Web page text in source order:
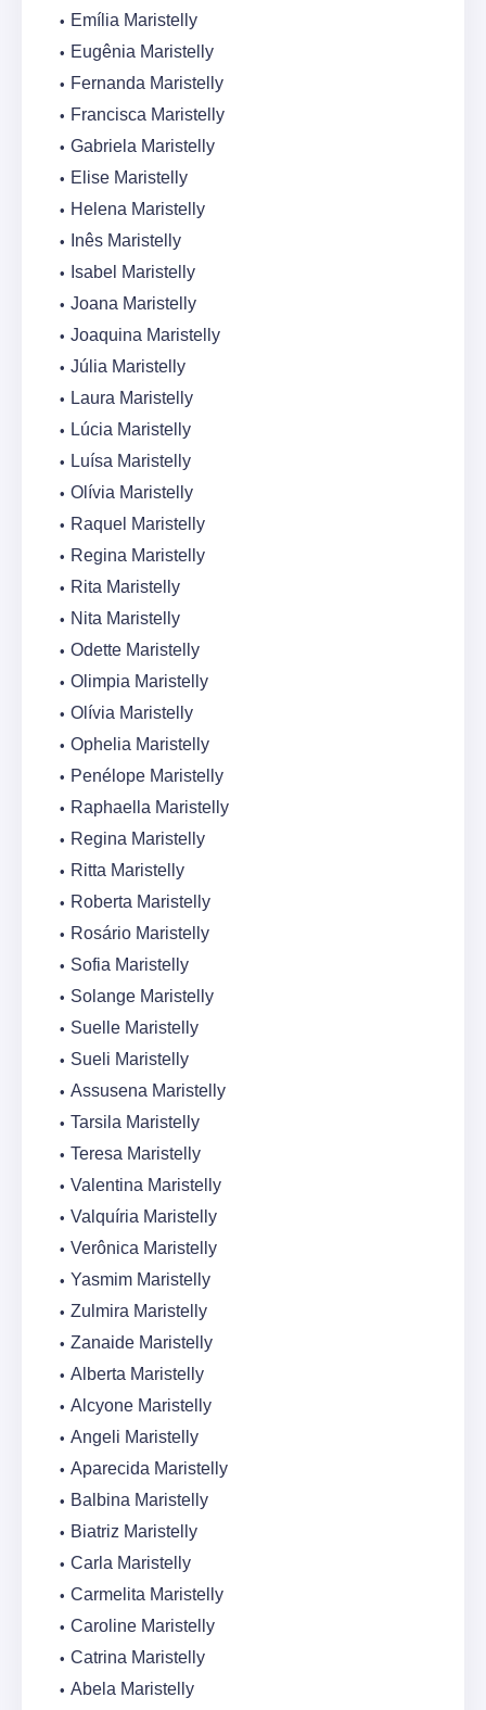
Emília Maristelly
Eugênia Maristelly
Fernanda Maristelly
Francisca Maristelly
Gabriela Maristelly
Elise Maristelly
Helena Maristelly
Inês Maristelly
Isabel Maristelly
Joana Maristelly
Joaquina Maristelly
Júlia Maristelly
Laura Maristelly
Lúcia Maristelly
Luísa Maristelly
Olívia Maristelly
Raquel Maristelly
Regina Maristelly
Rita Maristelly
Nita Maristelly
Odette Maristelly
Olimpia Maristelly
Olívia Maristelly
Ophelia Maristelly
Penélope Maristelly
Raphaella Maristelly
Regina Maristelly
Ritta Maristelly
Roberta Maristelly
Rosário Maristelly
Sofia Maristelly
Solange Maristelly
Suelle Maristelly
Sueli Maristelly
Assusena Maristelly
Tarsila Maristelly
Teresa Maristelly
Valentina Maristelly
Valquíria Maristelly
Verônica Maristelly
Yasmim Maristelly
Zulmira Maristelly
Zanaide Maristelly
Alberta Maristelly
Alcyone Maristelly
Angeli Maristelly
Aparecida Maristelly
Balbina Maristelly
Biatriz Maristelly
Carla Maristelly
Carmelita Maristelly
Caroline Maristelly
Catrina Maristelly
Abela Maristelly